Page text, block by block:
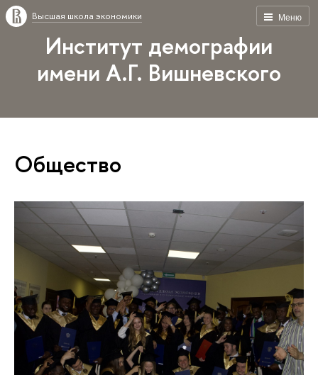
Меню
Высшая школа экономики
Институт демографии
имени А.Г. Вишневского
Общество